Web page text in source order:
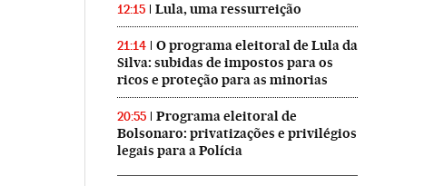
12:15 Lula, uma ressurreição
21:14
O programa eleitoral de Lula da
Silva: subidas de impostos para os
ricos e proteção para as minorias
20:55
Programa eleitoral de
Bolsonaro: privatizações e privilégios
legais para a Polícia